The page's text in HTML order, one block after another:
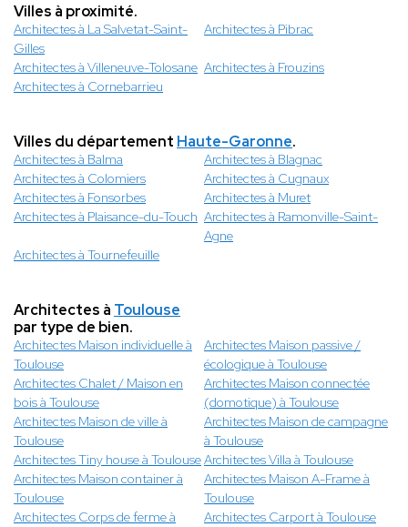
Villes à proximité.
Architectes à La Salvetat-Saint-
Gilles
Architectes à Pibrac
Architectes à Villeneuve-Tolosane Architectes à Frouzins
Architectes à Cornebarrieu
Villes du département Haute-Garonne.
Architectes à Balma
Architectes à Blagnac
Architectes à Colomiers
Architectes à Cugnaux
Architectes à Fonsorbes
Architectes à Muret
Architectes à Plaisance-du-Touch Architectes à Ramonville-Saint-
Agne
Architectes à Tournefeuille
Architectes à Toulouse
par type de bien.
Architectes Maison individuelle à
Toulouse
Architectes Maison passive /
écologique à Toulouse
Architectes Chalet / Maison en
bois à Toulouse
Architectes Maison connectée
(domotique) à Toulouse
Architectes Maison de ville à
Toulouse
Architectes Maison de campagne
à Toulouse
Architectes Tiny house à ToulouseArchitectes Villa à Toulouse
Architectes Maison container à
Toulouse
Architectes Maison A-Frame à
Toulouse
Architectes Corps de ferme à
Architectes Carport à Toulouse